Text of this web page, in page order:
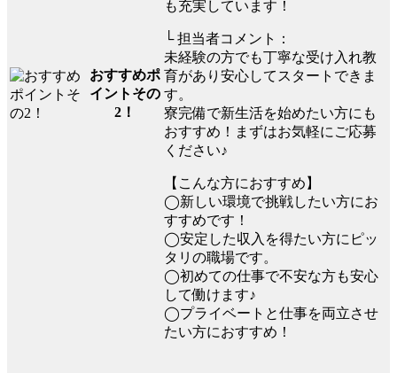
おすすめポ
イントその
2！
も充実しています！
└ 担当者コメント：
未経験の方でも丁寧な受け入れ教
育があり安心してスタートできま
す。
寮完備で新生活を始めたい方にも
おすすめ！まずはお気軽にご応募
ください♪
【こんな方におすすめ】
◯新しい環境で挑戦したい方にお
すすめです！
◯安定した収入を得たい方にピッ
タリの職場です。
◯初めての仕事で不安な方も安心
して働けます♪
◯プライベートと仕事を両立させ
たい方におすすめ！